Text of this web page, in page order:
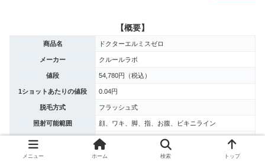
【概要】
商品名 ドクターエルミスゼロ
メーカー クルールラボ
値段 54,780円（税込）
1ショットあたりの値段 0.04円
脱毛方式 フラッシュ式
照射可能範囲 顔、ワキ、脚、指、お腹、ビキニライン
最大照射回数 約120万回
照射レベル 5段階
メニュー ホーム 検索 トップ